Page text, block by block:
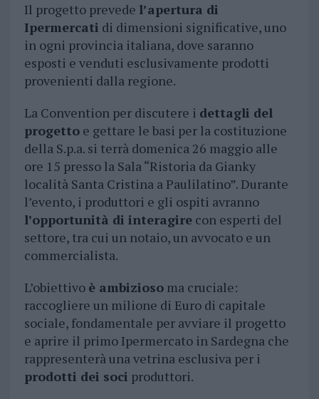
Il progetto prevede l’apertura di
Ipermercati di dimensioni significative, uno
in ogni provincia italiana, dove saranno
esposti e venduti esclusivamente prodotti
provenienti dalla regione.
La Convention per discutere i dettagli del
progettoe gettare le basi per la costituzione
della S.p.a. si terrà domenica 26 maggio alle
ore 15 presso la Sala “Ristoria da Gianky
località Santa Cristina a Paulilatino”. Durante
l’evento, i produttori e gli ospiti avranno
l’opportunità di interagirecon esperti del
settore, tra cui un notaio, un avvocato e un
commercialista.
L’obiettivo è ambiziosoma cruciale:
raccogliere un milione di Euro di capitale
sociale, fondamentale per avviare il progetto
e aprire il primo Ipermercato in Sardegna che
rappresenterà una vetrina esclusiva per i
prodotti dei soci produttori.